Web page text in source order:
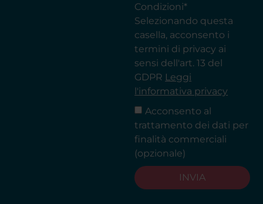
Condizioni*
Selezionando questa
casella, acconsento i
termini di privacy ai
sensi dell'art. 13 del
GDPR Leggi
l'informativa privacy
Acconsento al
trattamento dei dati per
finalità commerciali
(opzionale)
INVIA